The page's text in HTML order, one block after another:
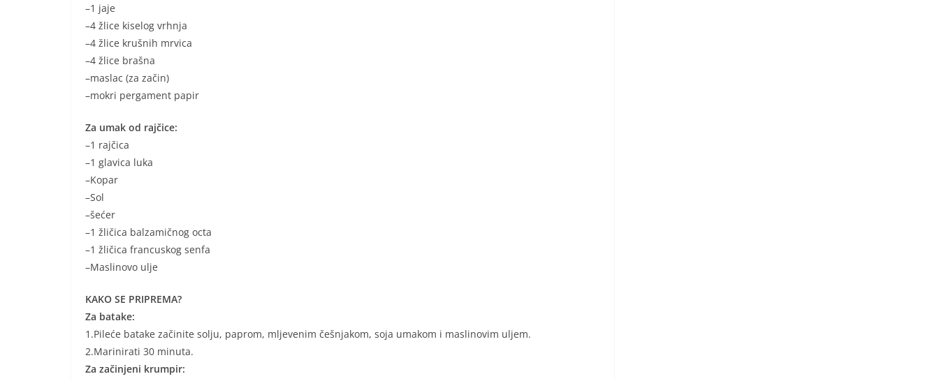
–1 jaje
–4 žlice kiselog vrhnja
–4 žlice krušnih mrvica
–4 žlice brašna
–maslac (za začin)
–mokri pergament papir
Za umak od rajčice:
–1 rajčica
–1 glavica luka
–Kopar
–Sol
–šećer
–1 žličica balzamičnog octa
–1 žličica francuskog senfa
–Maslinovo ulje
KAKO SE PRIPREMA?
Za batake:
1.Pileće batake začinite solju, paprom, mljevenim češnjakom, soja umakom i maslinovim uljem.
2.Marinirati 30 minuta.
Za začinjeni krumpir: